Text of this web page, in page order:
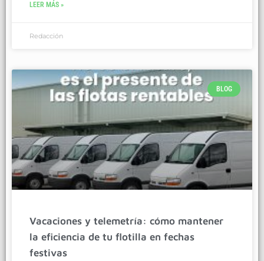
LEER MÁS »
Redacción
BLOG
Vacaciones y telemetría: cómo mantener
la eficiencia de tu flotilla en fechas
festivas